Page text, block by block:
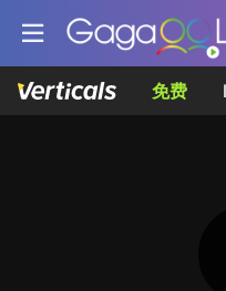
免费